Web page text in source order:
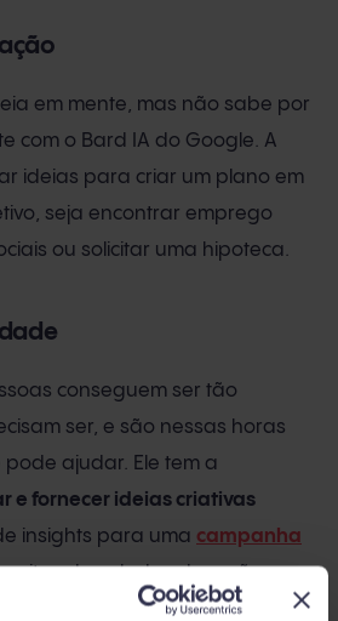
em mente, mas não sabe por
com o Bard IA do Google. A
ideias para criar um plano em
seja encontrar emprego
ou solicitar uma hipoteca.
conseguem ser tão
ser, e são nessas horas
ajudar. Ele tem a
e fornecer ideias criativas
insights para uma campanha
de saladas de verão.
são atualizadas em tempo